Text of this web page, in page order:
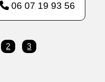
06 07 19 93 56
2 3